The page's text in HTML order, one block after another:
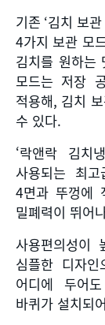
기존 ‘김치 보
4가지 보관 모
김치를 원하는
모드는 저장
적용해, 김치
수 있다.
‘락앤락 김치
사용되는 최
4면과 뚜껑에
밀폐력이 뛰어
사용편의성이
심플한 디자
어디에 두어
바퀴가 설치되